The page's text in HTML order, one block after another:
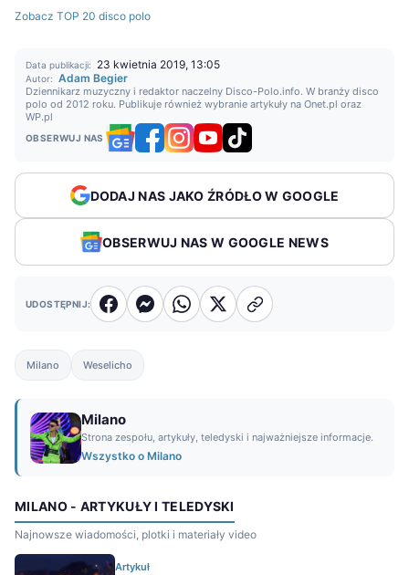
Zobacz TOP 20 disco polo
Data publikacji: 23 kwietnia 2019, 13:05
Autor: Adam Begier
Dziennikarz muzyczny i redaktor naczelny Disco-Polo.info. W branży disco
polo od 2012 roku. Publikuje również wybranie artykuły na Onet.pl oraz
WP.pl
OBSERWUJ NAS
DODAJ NAS JAKO ŹRÓDŁO W GOOGLE
OBSERWUJ NAS W GOOGLE NEWS
UDOSTĘPNIJ:
Milano Weselicho
Milano
Strona zespołu, artykuły, teledyski i najważniejsze informacje.
Wszystko o Milano
MILANO - ARTYKUŁY I TELEDYSKI
Najnowsze wiadomości, plotki i materiały video
Artykuł